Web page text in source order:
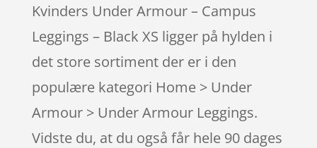
Kvinders Under Armour – Campus
Leggings – Black XS ligger på hylden i
det store sortiment der er i den
populære kategori Home > Under
Armour > Under Armour Leggings.
Vidste du, at du også får hele 90 dages